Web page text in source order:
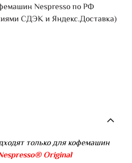
Nespresso по РФ
СДЭК и Яндекс.Доставка)
только для кофемашин
Original